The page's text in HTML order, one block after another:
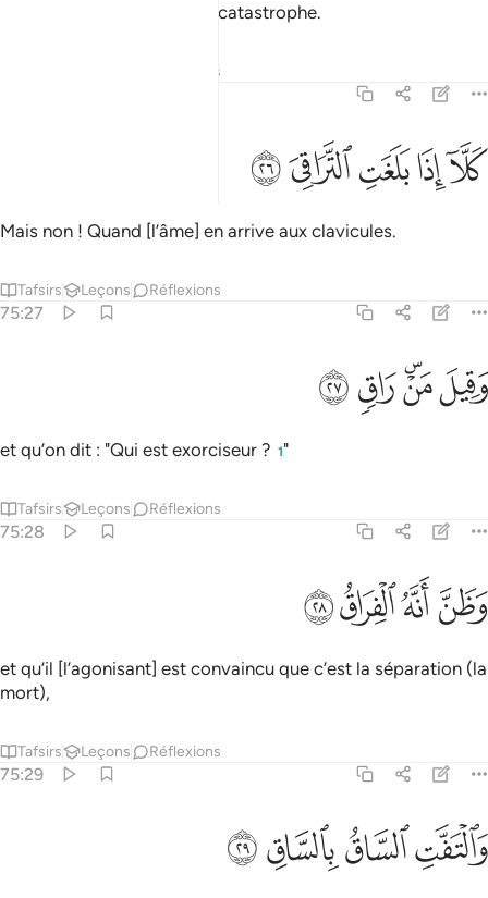
qui s’attendent à subir une catastrophe.
Réflexions
كلا اذا بلغت التراقي ٢٦
كَلَّآ إِذَا بَلَغَتِ ٱلتَّرَاقِىَ ٢٦
ﱛﱜﱝﱞﱟ
Mais non ! Quand [l’âme] en arrive aux clavicules.
Tafsirs Leçons Réflexions
75:27
وقيل من راق ٢٧
وَقِيلَ مَنْ ۜ رَاقٍۢ ٢٧
ﱠﱡﱢﱣﱤ
et qu’on dit : "Qui est exorciseur ? 1"
Tafsirs Leçons Réflexions
75:28
وظن انه الفراق ٢٨
وَظَنَّ أَنَّهُ ٱلْفِرَاقُ ٢٨
ﱥﱦﱧﱨ
et qu’il [l’agonisant] est convaincu que c’est la séparation (la
mort),
Tafsirs Leçons Réflexions
75:29
والتفت الساق بالساق ٢٩
وَٱلْتَفَّتِ ٱلسَّاقُ بِٱلسَّاقِ ٢٩
ﱩﱪﱫﱬ